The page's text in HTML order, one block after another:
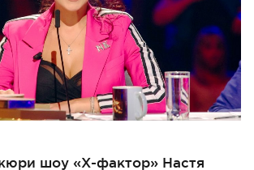
шоу «Х-фактор» Настя